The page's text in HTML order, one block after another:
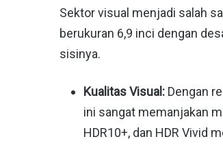
Sektor visual menjadi salah
berukuran 6,9 inci dengan
sisinya.
Kualitas Visual: Dengan
ini sangat memanjakan
HDR10+, dan HDR Vivid